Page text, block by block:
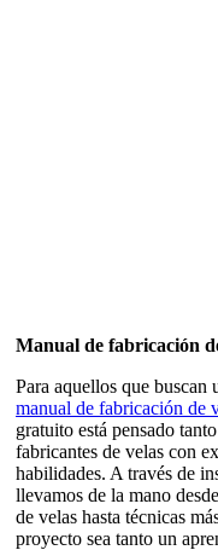
Manual de fabricación
Para aquellos que buscan
manual de fabricación de
gratuito está pensado
fabricantes de velas con
habilidades. A través de
llevamos de la mano
de velas hasta técnicas
proyecto sea tanto un